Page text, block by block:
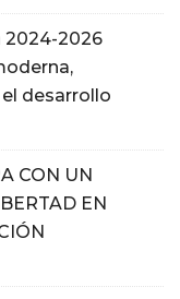
2024-2026
desarrollo
CON UN
EN